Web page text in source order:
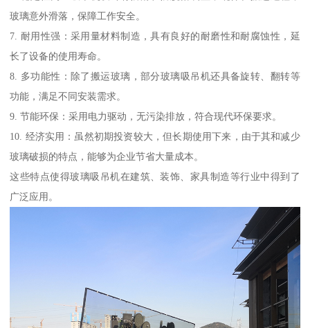
玻璃意外滑落，保障工作安全。
7. 耐用性强：采用量材料制造，具有良好的耐磨性和耐腐蚀性，延
长了设备的使用寿命。
8. 多功能性：除了搬运玻璃，部分玻璃吸吊机还具备旋转、翻转等
功能，满足不同安装需求。
9. 节能环保：采用电力驱动，无污染排放，符合现代环保要求。
10. 经济实用：虽然初期投资较大，但长期使用下来，由于其和减少
玻璃破损的特点，能够为企业节省大量成本。
这些特点使得玻璃吸吊机在建筑、装饰、家具制造等行业中得到了
广泛应用。